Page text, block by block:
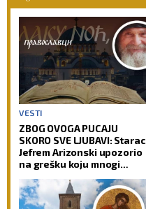
VESTI
ZBOG OVOGA PUCAJU
SKORO SVE LJUBAVI: Starac
Jefrem Arizonski upozorio
na grešku koju mnogi